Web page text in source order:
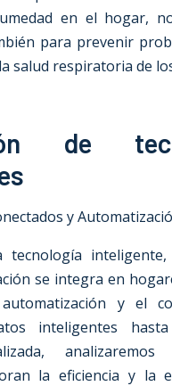
en el hogar,
para prevenir
salud respiratoria de
de
y
inteligente,
se integra en
y el
inteligentes
la eficiencia y la